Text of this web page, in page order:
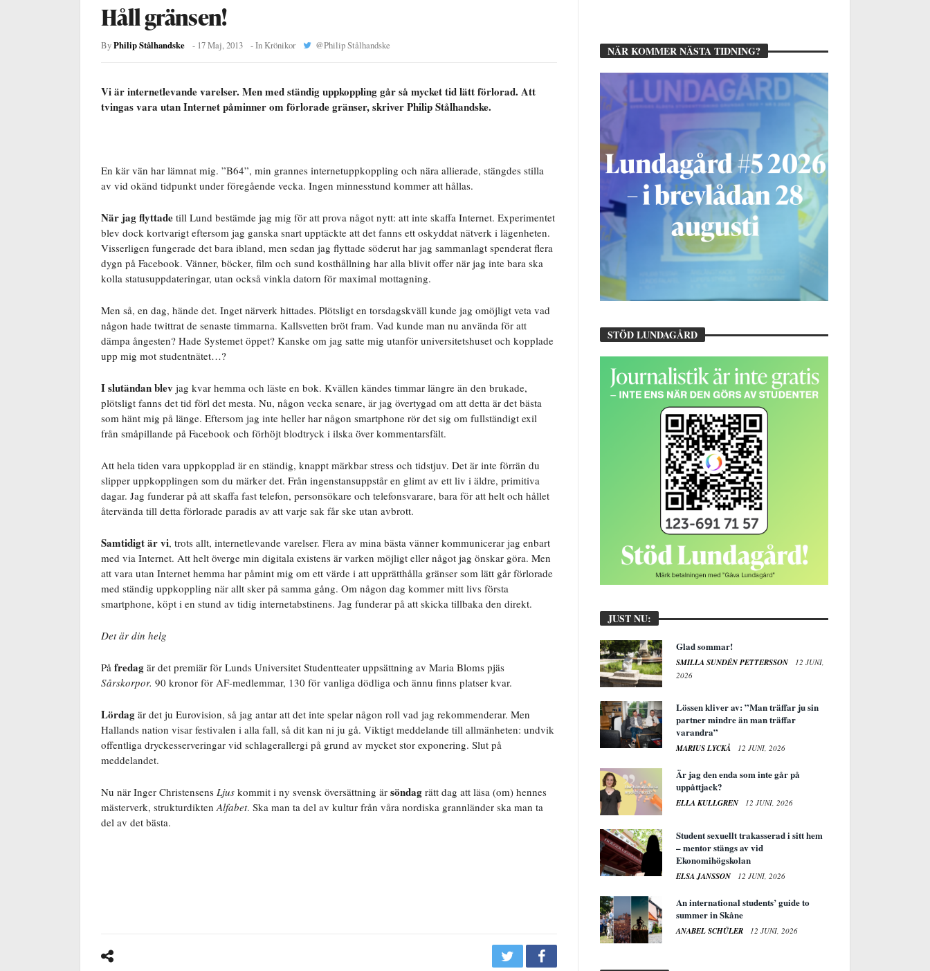
Håll gränsen!
ByPhilip Stålhandske - 17 Maj, 2013 - In Krönikor @Philip Stålhandske
Vi är internetlevande varelser. Men med ständig uppkoppling går så mycket tid lätt förlorad. Att
tvingas vara utan Internet påminner om förlorade gränser, skriver Philip Stålhandske.
En kär vän har lämnat mig. ”B64”, min grannes internetuppkoppling och nära allierade, stängdes stilla
av vid okänd tidpunkt under föregående vecka. Ingen minnesstund kommer att hållas.
När jag flyttade till Lund bestämde jag mig för att prova något nytt: att inte skaffa Internet. Experimentet
blev dock kortvarigt eftersom jag ganska snart upptäckte att det fanns ett oskyddat nätverk i lägenheten.
Visserligen fungerade det bara ibland, men sedan jag flyttade söderut har jag sammanlagt spenderat flera
dygn på Facebook. Vänner, böcker, film och sund kosthållning har alla blivit offer när jag inte bara ska
kolla statusuppdateringar, utan också vinkla datorn för maximal mottagning.
Men så, en dag, hände det. Inget närverk hittades. Plötsligt en torsdagskväll kunde jag omöjligt veta vad
någon hade twittrat de senaste timmarna. Kallsvetten bröt fram. Vad kunde man nu använda för att
dämpa ångesten? Hade Systemet öppet? Kanske om jag satte mig utanför universitetshuset och kopplade
upp mig mot studentnätet…?
I slutändan blev jag kvar hemma och läste en bok. Kvällen kändes timmar längre än den brukade,
plötsligt fanns det tid förl det mesta. Nu, någon vecka senare, är jag övertygad om att detta är det bästa
som hänt mig på länge. Eftersom jag inte heller har någon smartphone rör det sig om fullständigt exil
från småpillande på Facebook och förhöjt blodtryck i ilska över kommentarsfält.
Att hela tiden vara uppkopplad är en ständig, knappt märkbar stress och tidstjuv. Det är inte förrän du
slipper uppkopplingen som du märker det. Från ingenstansuppstår en glimt av ett liv i äldre, primitiva
dagar. Jag funderar på att skaffa fast telefon, personsökare och telefonsvarare, bara för att helt och hållet
återvända till detta förlorade paradis av att varje sak får ske utan avbrott.
Samtidigt är vi, trots allt, internetlevande varelser. Flera av mina bästa vänner kommunicerar jag enbart
med via Internet. Att helt överge min digitala existens är varken möjligt eller något jag önskar göra. Men
att vara utan Internet hemma har påmint mig om ett värde i att upprätthålla gränser som lätt går förlorade
med ständig uppkoppling när allt sker på samma gång. Om någon dag kommer mitt livs första
smartphone, köpt i en stund av tidig internetabstinens. Jag funderar på att skicka tillbaka den direkt.
Det är din helg
På fredag är det premiär för Lunds Universitet Studentteater uppsättning av Maria Bloms pjäs
Sårskorpor. 90 kronor för AF-medlemmar, 130 för vanliga dödliga och ännu finns platser kvar.
Lördag är det ju Eurovision, så jag antar att det inte spelar någon roll vad jag rekommenderar. Men
Hallands nation visar festivalen i alla fall, så dit kan ni ju gå. Viktigt meddelande till allmänheten: undvik
offentliga dryckesserveringar vid schlagerallergi på grund av mycket stor exponering. Slut på
meddelandet.
Nu när Inger Christensens Ljus kommit i ny svensk översättning är söndag rätt dag att läsa (om) hennes
mästerverk, strukturdikten Alfabet. Ska man ta del av kultur från våra nordiska grannländer ska man ta
del av det bästa.
NÄR KOMMER NÄSTA TIDNING?
STÖD LUNDAGÅRD
JUST NU:
Glad sommar!
SMILLA SUNDÉN PETTERSSON
12 JUNI,
2026
Lössen kliver av: ”Man träffar ju sin
partner mindre än man träffar
varandra”
MARIUS LYCKÅ 12 JUNI, 2026
Är jag den enda som inte går på
uppåttjack?
ELLA KULLGREN 12 JUNI, 2026
Student sexuellt trakasserad i sitt hem
– mentor stängs av vid
Ekonomihögskolan
ELSA JANSSON 12 JUNI, 2026
An international students’ guide to
summer in Skåne
ANABEL SCHÜLER 12 JUNI, 2026